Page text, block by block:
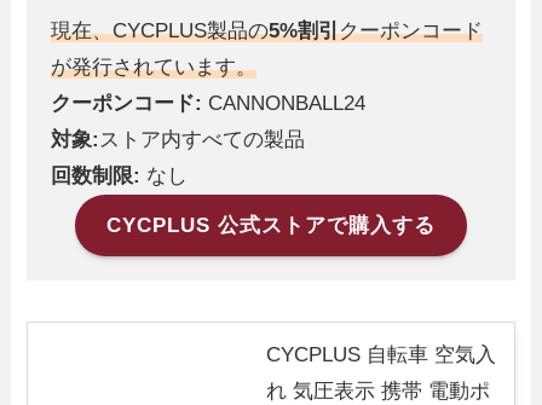
現在、CYCPLUS製品の5%割引クーポンコード
が発行されています。
クーポンコード: CANNONBALL24
対象:ストア内すべての製品
回数制限: なし
CYCPLUS 公式ストアで購入する
CYCPLUS 自転車 空気入
れ 気圧表示 携帯 電動ポ